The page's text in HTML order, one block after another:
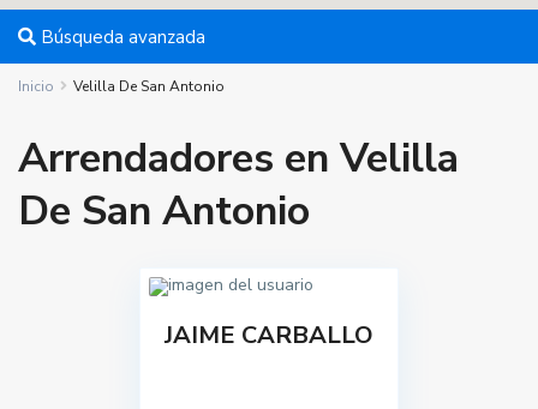
Búsqueda avanzada
Inicio Velilla De San Antonio
Arrendadores en Velilla
De San Antonio
JAIME CARBALLO